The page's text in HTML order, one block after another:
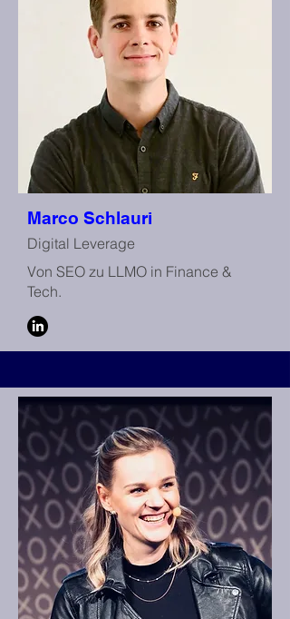
Marco Schlauri
Digital Leverage
Von SEO zu LLMO in Finance &
Tech.